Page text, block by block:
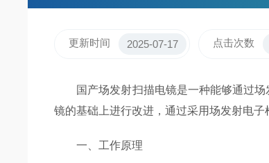
更新时间 2025-07-17 点击次数
国产场发射扫描电镜是一种能够通过场
镜的基础上进行改进，通过采用场发射电
一、工作原理